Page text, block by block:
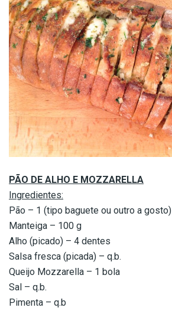
PÃO DE ALHO E MOZZARELLA
Ingredientes:
Pão – 1 (tipo baguete ou outro a gosto)
Manteiga – 100 g
Alho (picado) – 4 dentes
Salsa fresca (picada) – q.b.
Queijo Mozzarella – 1 bola
Sal – q.b.
Pimenta – q.b